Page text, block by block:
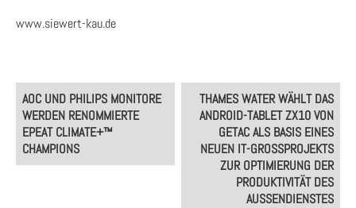
www.siewert-kau.de
Post
navigation
AOC UND PHILIPS MONITORE
WERDEN RENOMMIERTE
EPEAT CLIMATE+™
CHAMPIONS
THAMES WATER WÄHLT DAS
ANDROID-TABLET ZX10 VON
GETAC ALS BASIS EINES
NEUEN IT-GROSSPROJEKTS Z
UR OPTIMIERUNG DER P
RODUKTIVITÄT DES A
USSENDIENSTES